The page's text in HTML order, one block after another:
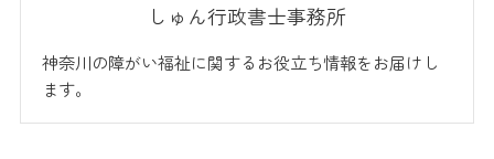
しゅん行政書士事務所
神奈川の障がい福祉に関するお役立ち情報をお届けし
ます。